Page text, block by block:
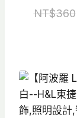
NT$360